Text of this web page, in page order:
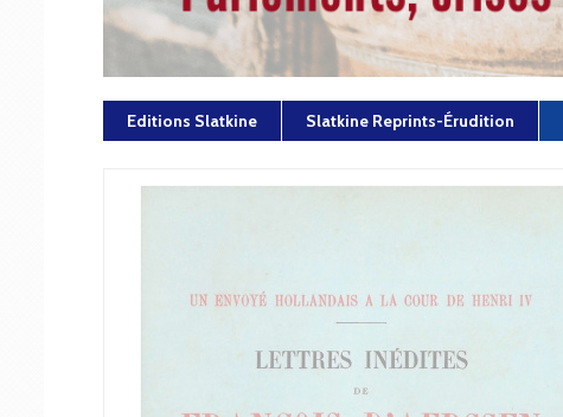
Editions Slatkine Slatkine Reprints-Érudition